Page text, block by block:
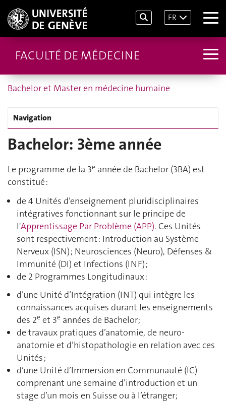
FR
FACULTÉ DE MÉDECINE
Bachelor et Master en médecine humaine
Navigation
Bachelor: 3ème année
Le programme de la 3e année de Bachelor (3BA) est
constitué :
de 4 Unités d’enseignement pluridisciplinaires
intégratives fonctionnant sur le principe de
l'Apprentissage Par Problème (APP). Ces Unités
sont respectivement : Introduction au Système
Nerveux (ISN) ; Neurosciences (Neuro), Défenses &
Immunité (DI) et Infections (INF) ;
de 2 Programmes Longitudinaux :
d’une Unité d’Intégration (INT) qui intègre les
connaissances acquises durant les enseignements
des 2e et 3e années de Bachelor;
de travaux pratiques d’anatomie, de neuro-
anatomie et d’histopathologie en relation avec ces
Unités ;
d’une Unité d’Immersion en Communauté (IC)
comprenant une semaine d’introduction et un
stage d’un mois en Suisse ou à l’étranger;